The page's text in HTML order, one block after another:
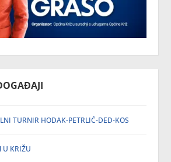
TURNIR HODAK-PETRLIĆ-DED-KOS
U KRIŽU